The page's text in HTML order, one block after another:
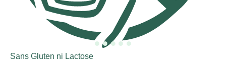
Sans Gluten ni Lactose